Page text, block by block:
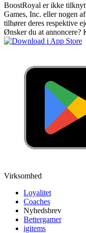
BoostRoyal er ikke
Games, Inc. eller nogen
tilhører deres respektive
Ønsker du at annoncere?
Virksomhed
Loyalitet
Coaches
Nyhedsbrev
Bettergamer
igitems